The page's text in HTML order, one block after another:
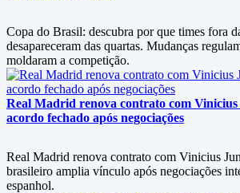
Copa do Brasil: descubra por que times fora
desapareceram das quartas. Mudanças
moldaram a competição.
Real Madrid renova contrato com Vinicius
acordo fechado após negociações
Real Madrid renova contrato com Vinicius
brasileiro amplia vínculo após negociações
espanhol.